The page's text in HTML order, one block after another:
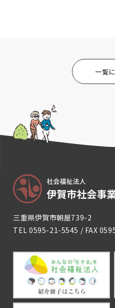
一覧
三重県伊賀市朝屋739-2
TEL0595-21-5545 / FAX